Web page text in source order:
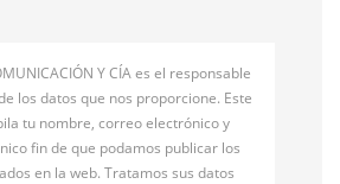
Y CÍA es el responsable
los datos que nos proporcione. Este
tu nombre, correo electrónico y
fin de que podamos publicar los
en la web. Tratamos sus datos